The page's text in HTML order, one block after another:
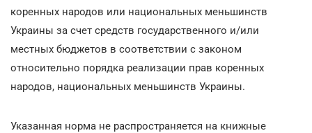
коренных народов или национальных меньшинств
Украины за счет средств государственного и/или
местных бюджетов в соответствии с законом
относительно порядка реализации прав коренных
народов, национальных меньшинств Украины.
Указанная норма не распространяется на книжные